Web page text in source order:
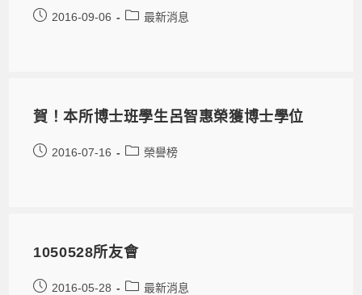
2016-09-06 最新消息
賀！本所博士班學生呂智惠榮獲博士學位
2016-07-16 榮譽榜
1050528所友會
2016-05-28 最新消息